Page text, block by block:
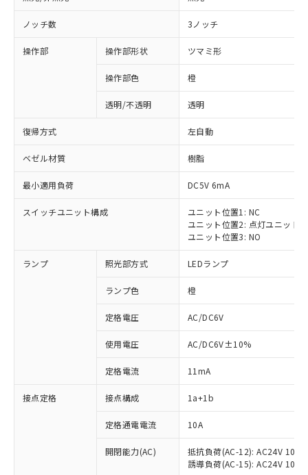
ノッチ数 3ノッチ
操作部 操作部形状 ツマミ形
操作部色 橙
透明/不透明 透明
復帰方式 左自動
ベゼル材質 樹脂
最小適用負荷 DC5V 6mA
スイッチユニット構成
ユニット位置1: NC
ユニット位置2: 点灯ユニット
ユニット位置3: NO
ランプ 照光部方式 LEDランプ
ランプ色 橙
定格電圧 AC/DC6V
使用電圧 AC/DC6V±10%
定格電流 11mA
接点定格 接点構成 1a+1b
定格通電電流 10A
開閉能力(AC)
抵抗負荷(AC-12): AC24V 10A/
誘導負荷(AC-15): AC24V
ご利用条件
ご利用ください。
非含有に対応した製品が提供可能な商品で
有に対応した製品に切り替える予定のある
対応予定なし：EU RoHS指令（10物質）の
非含有に非対応の商品で、対応品を出す予
定はありません。
調査・確認中：EU RoHS指令（10物質）の